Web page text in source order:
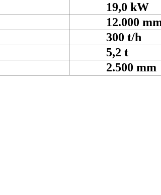
19,0 kW
12.000 mm x
300 t/h
5,2 t
2.500 mm